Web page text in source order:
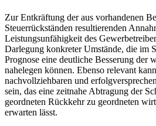
Zur Entkräftung der aus vorhandenen
Steuerrückständen resultierenden
Leistungsunfähigkeit des
Darlegung konkreter Umstände, die im
Prognose eine deutliche Besserung der
nahelegen können. Ebenso relevant
nachvollziehbaren und
sein, das eine zeitnahe Abtragung der
geordneten Rückkehr zu geordneten
erwarten lässt.